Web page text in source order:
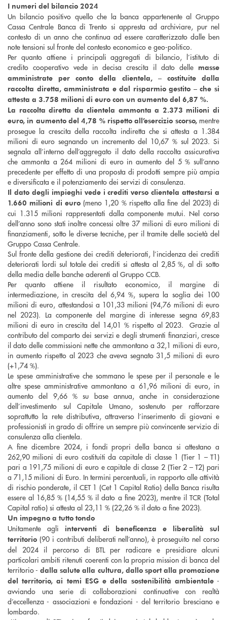
I numeri del bilancio 2024
Un bilancio positivo quello che la banca appartenente al Gruppo
Cassa Centrale Banca di Trento si appresta ad archiviare, pur nel
contesto di un anno che continua ad essere caratterizzato dalle ben
note tensioni sul fronte del contesto economico e geo-politico.
Per quanto attiene i principali aggregati di bilancio, l’istituto di
credito cooperativo vede in decisa crescita il dato delle masse
amministrate per conto della clientela, – costituite dalla
raccolta diretta, amministrata e dal risparmio gestito – che si
attesta a 3.758 milioni di euro con un aumento del 6,87 %.
La raccolta diretta da clientela ammonta a 2.373 milioni di
euro, in aumento del 4,78 % rispetto all’esercizio scorso,mentre
prosegue la crescita della raccolta indiretta che si attesta a 1.384
milioni di euro segnando un incremento del 10,67 % sul 2023. Si
segnala all’interno dell’aggregato il dato della raccolta assicurativa
che ammonta a 264 milioni di euro in aumento del 5 % sull’anno
precedente per effetto di una proposta di prodotti sempre più ampia
e diversificata e il potenziamento dei servizi di consulenza.
Il dato degli impieghi vede i crediti verso clientela attestarsi a
1.660 milioni di euro(meno 1,20 % rispetto alla fine del 2023) di
cui 1.315 milioni rappresentati dalla componente mutui. Nel corso
dell’anno sono stati inoltre concessi oltre 37 milioni di euro milioni di
finanziamenti, sotto le diverse tecniche, per il tramite delle società del
Gruppo Cassa Centrale.
Sul fronte della gestione dei crediti deteriorati, l’incidenza dei crediti
deteriorati lordi sul totale dei crediti si attesta al 2,85 %, al di sotto
della media delle banche aderenti al Gruppo CCB.
Per quanto attiene il risultato economico, il margine di
intermediazione, in crescita del 6,94 %, supera la soglia dei 100
milioni di euro, attestandosi a 101,33 milioni (94,76 milioni di euro
nel 2023). La componente del margine di interesse segna 69,83
milioni di euro in crescita del 14,01 % rispetto al 2023. Grazie al
contributo del comparto dei servizi e degli strumenti finanziari, cresce
il dato delle commissioni nette che ammontano a 32,1 milioni di euro,
in aumento rispetto al 2023 che aveva segnato 31,5 milioni di euro
(+1,74 %).
Le spese amministrative che sommano le spese per il personale e le
altre spese amministrative ammontano a 61,96 milioni di euro, in
aumento del 9,66 % su base annua, anche in considerazione
dell’investimento sul Capitale Umano, sostenuto per rafforzare
soprattutto la rete distributiva, attraverso l’inserimento di giovani e
professionisti in grado di offrire un sempre più convincente servizio di
consulenza alla clientela.
A fine dicembre 2024, i fondi propri della banca si attestano a
262,90 milioni di euro costituiti da capitale di classe 1 (Tier 1 – T1)
pari a 191,75 milioni di euro e capitale di classe 2 (Tier 2 – T2) pari
a 71,15 milioni di Euro. In termini percentuali, in rapporto alle attività
di rischio ponderate, il CET 1 (Cet 1 Capital Ratio) della Banca risulta
essere al 16,85 % (14,55 % il dato a fine 2023), mentre il TCR (Total
Capital ratio) si attesta al 23,11 % (22,26 % il dato a fine 2023).
Un impegno a tutto tondo
Unitamente agli interventi di beneficenza e liberalità sul
territorio (90 i contributi deliberati nell’anno), è proseguito nel corso
del 2024 il percorso di BTL per radicare e presidiare alcuni
particolari ambiti ritenuti coerenti con la propria mission di banca del
territorio -dalla salute alla cultura, dallo sport alla promozione
del territorio, ai temi ESG e della sostenibilità ambientale-
avviando una serie di collaborazioni continuative con realtà
d’eccellenza - associazioni e fondazioni - del territorio bresciano e
lombardo.